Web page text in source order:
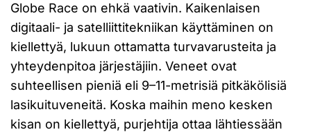
Globe Race on ehkä vaativin. Kaikenlaisen
digitaali- ja satelliittitekniikan käyttäminen on
kiellettyä, lukuun ottamatta turvavarusteita ja
yhteydenpitoa järjestäjiin. Veneet ovat
suhteellisen pieniä eli 9–11-metrisiä pitkäkölisiä
lasikuituveneitä. Koska maihin meno kesken
kisan on kiellettyä, purjehtija ottaa lähtiessään